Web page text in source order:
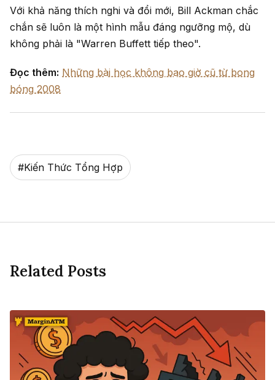
Với khả năng thích nghi và đổi mới, Bill Ackman chắc
chắn sẽ luôn là một hình mẫu đáng ngưỡng mộ, dù
không phải là "Warren Buffett tiếp theo".
Đọc thêm: Những bài học không bao giờ cũ từ bong
bóng 2008
#Kiến Thức Tổng Hợp
Related Posts